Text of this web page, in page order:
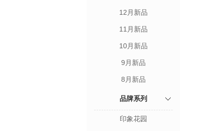
12月新品
11月新品
10月新品
9月新品
8月新品
品牌系列
印象花园